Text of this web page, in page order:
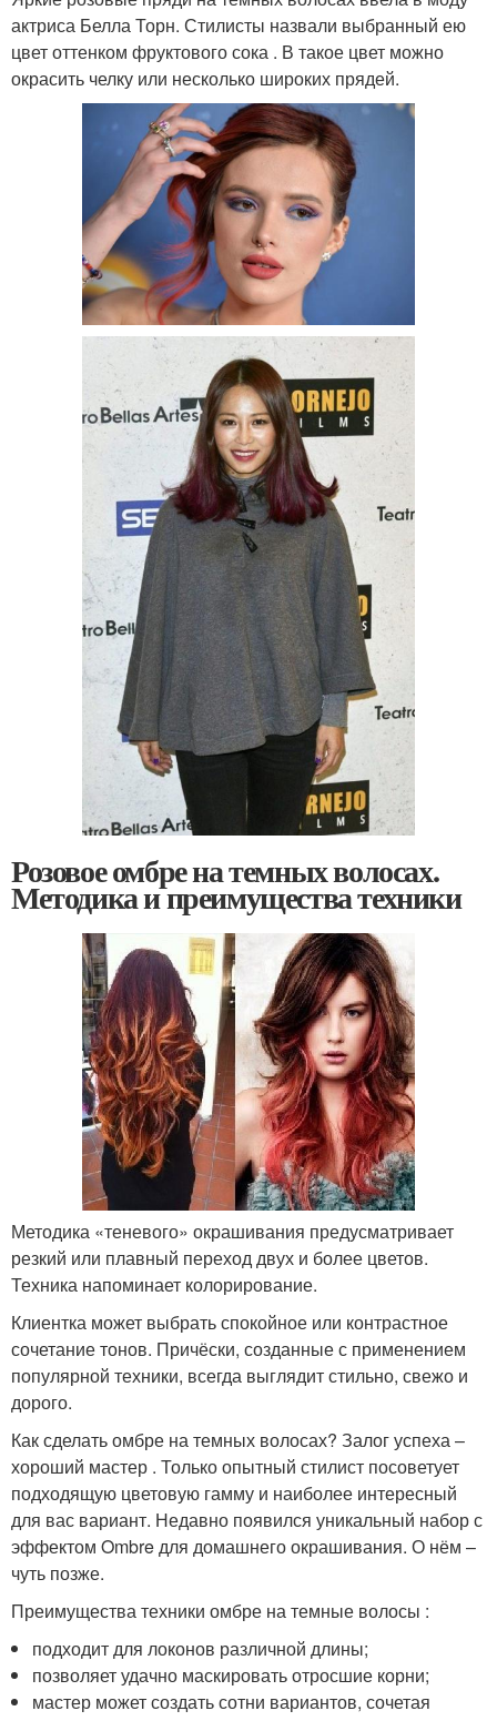
актриса Белла Торн. Стилисты назвали выбранный ею
цвет оттенком фруктового сока . В такое цвет можно
окрасить челку или несколько широких прядей.
Розовое омбре на темных волосах.
Методика и преимущества техники
Методика «теневого» окрашивания предусматривает
резкий или плавный переход двух и более цветов.
Техника напоминает колорирование.
Клиентка может выбрать спокойное или контрастное
сочетание тонов. Причёски, созданные с применением
популярной техники, всегда выглядит стильно, свежо и
дорого.
Как сделать омбре на темных волосах? Залог успеха –
хороший мастер . Только опытный стилист посоветует
подходящую цветовую гамму и наиболее интересный
для вас вариант. Недавно появился уникальный набор с
эффектом Ombre для домашнего окрашивания. О нём –
чуть позже.
Преимущества техники омбре на темные волосы :
подходит для локонов различной длины;
позволяет удачно маскировать отросшие корни;
мастер может создать сотни вариантов, сочетая